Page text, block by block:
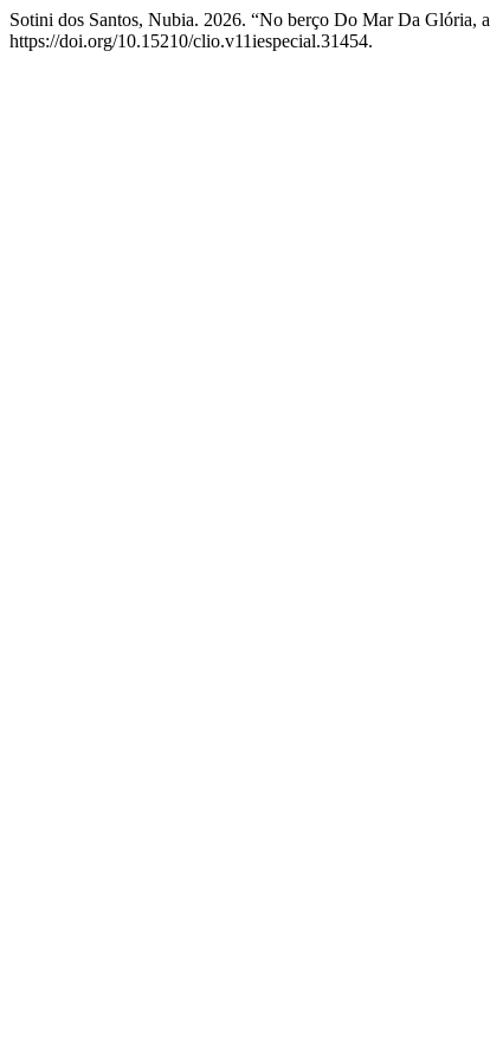
Sotini dos Santos, Nubia. 2026. “No berço Do Mar Da Glória,
https://doi.org/10.15210/clio.v11iespecial.31454.